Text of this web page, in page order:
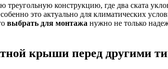
треугольную конструкцию, где два ската
это актуально для климатических
выбрать для монтажа нужно не только
крыши перед другими